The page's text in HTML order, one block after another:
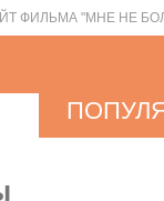
ФИЛЬМА "МНЕ НЕ